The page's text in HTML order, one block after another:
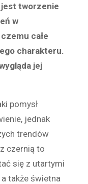
tworzenie
w
całe
charakteru.
jej
pomysł
jednak
trendów
czernią to
się z utartymi
także świetna